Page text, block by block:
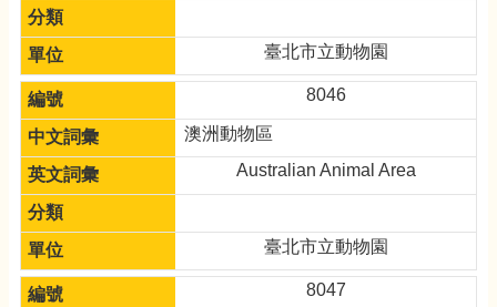
臺北市立動物園
8046
澳洲動物區
Australian Animal Area
臺北市立動物園
8047